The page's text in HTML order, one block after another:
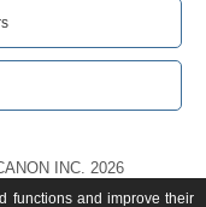
INC. 2026
functions and improve their